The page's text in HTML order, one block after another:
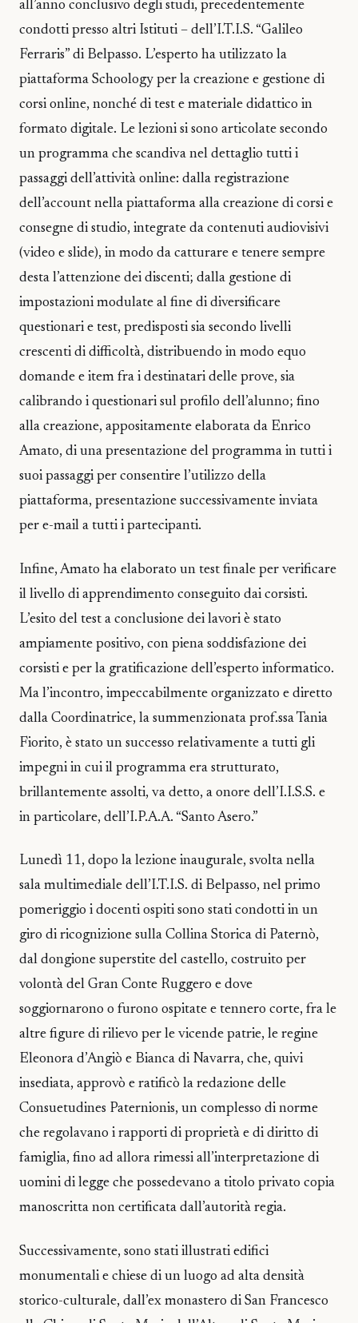
all’anno conclusivo degli studi, precedentemente
condotti presso altri Istituti – dell’I.T.I.S. “Galileo
Ferraris” di Belpasso. L’esperto ha utilizzato la
piattaforma Schoology per la creazione e gestione di
corsi online, nonché di test e materiale didattico in
formato digitale. Le lezioni si sono articolate secondo
un programma che scandiva nel dettaglio tutti i
passaggi dell’attività online: dalla registrazione
dell’account nella piattaforma alla creazione di corsi e
consegne di studio, integrate da contenuti audiovisivi
(video e slide), in modo da catturare e tenere sempre
desta l’attenzione dei discenti; dalla gestione di
impostazioni modulate al fine di diversificare
questionari e test, predisposti sia secondo livelli
crescenti di difficoltà, distribuendo in modo equo
domande e item fra i destinatari delle prove, sia
calibrando i questionari sul profilo dell’alunno; fino
alla creazione, appositamente elaborata da Enrico
Amato, di una presentazione del programma in tutti i
suoi passaggi per consentire l’utilizzo della
piattaforma, presentazione successivamente inviata
per e-mail a tutti i partecipanti.
Infine, Amato ha elaborato un test finale per verificare
il livello di apprendimento conseguito dai corsisti.
L’esito del test a conclusione dei lavori è stato
ampiamente positivo, con piena soddisfazione dei
corsisti e per la gratificazione dell’esperto informatico.
Ma l’incontro, impeccabilmente organizzato e diretto
dalla Coordinatrice, la summenzionata prof.ssa Tania
Fiorito, è stato un successo relativamente a tutti gli
impegni in cui il programma era strutturato,
brillantemente assolti, va detto, a onore dell’I.I.S.S. e
in particolare, dell’I.P.A.A. “Santo Asero.”
Lunedì 11, dopo la lezione inaugurale, svolta nella
sala multimediale dell’I.T.I.S. di Belpasso, nel primo
pomeriggio i docenti ospiti sono stati condotti in un
giro di ricognizione sulla Collina Storica di Paternò,
dal dongione superstite del castello, costruito per
volontà del Gran Conte Ruggero e dove
soggiornarono o furono ospitate e tennero corte, fra le
altre figure di rilievo per le vicende patrie, le regine
Eleonora d’Angiò e Bianca di Navarra, che, quivi
insediata, approvò e ratificò la redazione delle
Consuetudines Paternionis, un complesso di norme
che regolavano i rapporti di proprietà e di diritto di
famiglia, fino ad allora rimessi all’interpretazione di
uomini di legge che possedevano a titolo privato copia
manoscritta non certificata dall’autorità regia.
Successivamente, sono stati illustrati edifici
monumentali e chiese di un luogo ad alta densità
storico-culturale, dall’ex monastero di San Francesco